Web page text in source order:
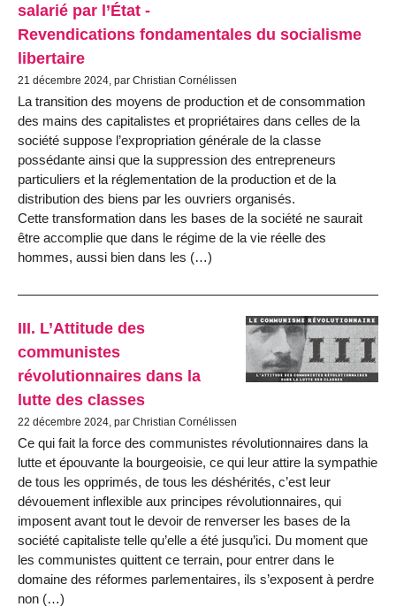
salarié par l’État -
Revendications fondamentales du socialisme
libertaire
21 décembre 2024, par Christian Cornélissen
La transition des moyens de production et de consommation
des mains des capitalistes et propriétaires dans celles de la
société suppose l’expropria­tion générale de la classe
possédante ainsi que la suppression des entrepre­neurs
particuliers et la réglementation de la production et de la
distribution des biens par les ouvriers organisés.
Cette transformation dans les bases de la société ne saurait
être accom­plie que dans le régime de la vie réelle des
hommes, aussi bien dans les (…)
III. L’Attitude des
communistes
révolutionnaires dans la
lutte des classes
22 décembre 2024, par Christian Cornélissen
Ce qui fait la force des communistes révolutionnaires dans la
lutte et épouvante la bourgeoisie, ce qui leur attire la sympathie
de tous les oppri­més, de tous les déshérités, c’est leur
dévouement inflexible aux principes révolutionnaires, qui
imposent avant tout le devoir de renverser les bases de la
société capitaliste telle qu’elle a été jusqu’ici. Du moment que
les com­munistes quittent ce terrain, pour entrer dans le
domaine des réformes par­lementaires, ils s’exposent à perdre
non (…)